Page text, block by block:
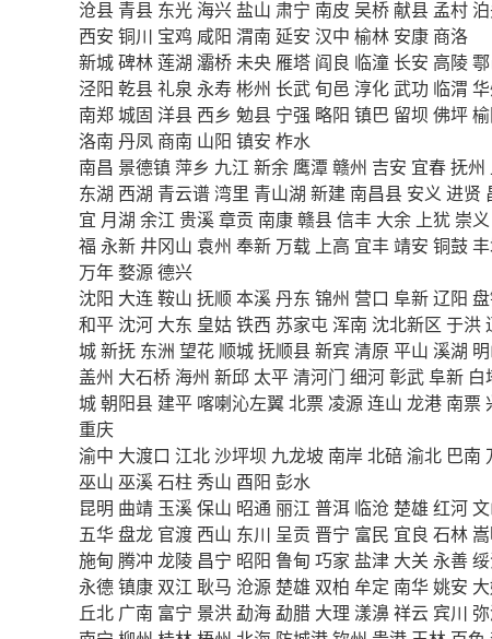
沧县 青县 东光 海兴 盐山 肃宁 南皮 吴桥献县 孟村
西安 铜川 宝鸡 咸阳 渭南 延安 汉中 榆林 安康 商洛
新城碑林莲湖 灞桥未央 雁塔 阎良 临潼 长安 高陵
泾阳 乾县礼泉 永寿彬州 长武旬邑 淳化武功 临渭
南郑城固 洋县 西乡 勉县 宁强 略阳 镇巴 留坝 佛坪
洛南 丹凤 商南 山阳 镇安 柞水
南昌 景德镇萍乡 九江 新余 鹰潭赣州 吉安 宜春抚州
东湖 西湖 青云谱湾里 青山湖 新建 南昌县 安义 进贤
宜 月湖 余江 贵溪章贡 南康赣县信丰 大余 上犹 崇义
福 永新 井冈山 袁州 奉新 万载 上高 宜丰靖安 铜鼓
万年婺源德兴
沈阳 大连鞍山 抚顺本溪丹东 锦州 营口 阜新辽阳
和平 沈河 大东 皇姑铁西 苏家屯 浑南 沈北新区 于洪
城新抚 东洲 望花 顺城抚顺县新宾 清原 平山 溪湖
盖州 大石桥 海州 新邱 太平清河门 细河彰武阜新 白
城朝阳县 建平 喀喇沁左翼北票 凌源连山 龙港 南票
重庆
渝中 大渡口 江北沙坪坝 九龙坡 南岸北碚渝北 巴南
巫山 巫溪石柱 秀山 酉阳 彭水
昆明 曲靖 玉溪保山 昭通丽江 普洱 临沧 楚雄 红河
五华盘龙 官渡 西山 东川 呈贡 晋宁 富民 宜良 石林
施甸 腾冲 龙陵 昌宁 昭阳 鲁甸 巧家 盐津 大关 永善
永德镇康 双江 耿马 沧源 楚雄 双柏 牟定 南华姚安
丘北 广南 富宁 景洪 勐海 勐腊 大理 漾濞祥云 宾川